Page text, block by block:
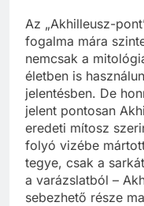
Az „Akhilleusz-
fogalma mára
nemcsak a
életben is
jelentésben. De
jelent pontosan
eredeti mítosz
folyó vizébe
tegye, csak a
a varázslatból –
sebezhető része